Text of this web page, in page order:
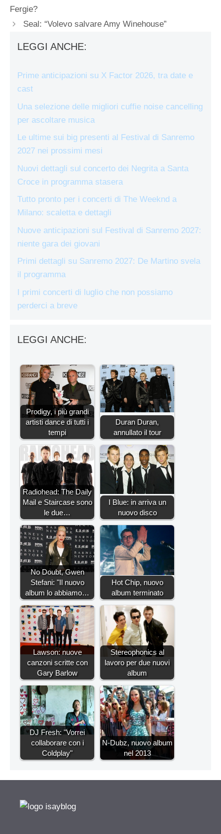
Fergie?
Seal: “Volevo salvare Amy Winehouse”
LEGGI ANCHE:
Prime anticipazioni su X Factor 2026, tra date e
cast
Una selezione delle migliori cuffie noise cancelling
per ascoltare musica
Le ultime sui big presenti al Festival di Sanremo
2027 nei prossimi mesi
Nuovi dettagli sul concerto dei Negrita a Santa
Croce in programma stasera
Tutto pronto per i concerti di The Weeknd a
Milano: scaletta e dettagli
Nuove anticipazioni sul Festival di Sanremo 2027:
niente gara dei giovani
Primi dettagli su Sanremo 2027: De Martino svela
il programma
I primi concerti di luglio che non possiamo
perderci a breve
LEGGI ANCHE:
Prodigy, i più grandi
artisti dance di tutti i
tempi
Duran Duran,
annullato il tour
Radiohead: The Daily
Mail e Staircase sono
le due…
I Blue: in arriva un
nuovo disco
No Doubt, Gwen
Stefani: "Il nuovo
album lo abbiamo…
Hot Chip, nuovo
album terminato
Lawson: nuove
canzoni scritte con
Gary Barlow
Stereophonics al
lavoro per due nuovi
album
DJ Fresh: "Vorrei
collaborare con i
Coldplay"
N-Dubz, nuovo album
nel 2013